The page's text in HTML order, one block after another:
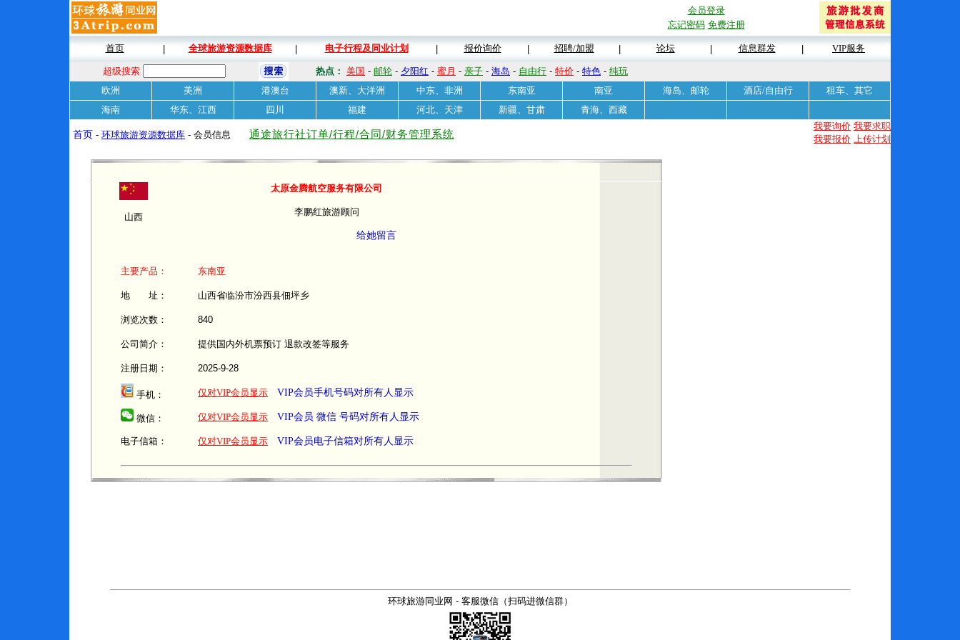
会员登录
忘记密码 免费注册
首页 全球旅游资源数据库 电子行程及同业计划 报价询价 招聘/加盟 论坛 信息群发 VIP服务
超级搜索 热点： 美国 - 邮轮 - 夕阳红 - 蜜月 - 亲子 - 海岛 - 自由行 - 特价 - 特色 - 纯玩
欧洲
美洲 港澳台 澳新、大洋洲 中东、非洲 东南亚 南亚 海岛、邮轮 酒店/自由行
租车、其它
海南
华东、江西 四川 福建 河北、天津 新疆、甘肃 青海、西藏
首页 - 环球旅游资源数据库 - 会员信息 通途旅行社订单/行程/合同/财务管理系统
我要询价 我要求职
我要报价 上传计划
山西
太原金腾航空服务有限公司
李鹏红旅游顾问
给她留言
主要产品： 东南亚
地 址： 山西省临汾市汾西县佃坪乡
浏览次数： 840
公司简介： 提供国内外机票预订 退款改签等服务
注册日期： 2025-9-28
手机： 仅对VIP会员显示 VIP会员手机号码对所有人显示
微信： 仅对VIP会员显示 VIP会员 微信 号码对所有人显示
电子信箱： 仅对VIP会员显示 VIP会员电子信箱对所有人显示
环球旅游同业网 - 客服微信（扫码进微信群）